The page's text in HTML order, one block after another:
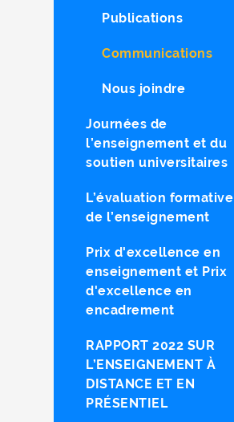
Publications
Communications
Nous joindre
Journées de
l’enseignement et du
soutien universitaires
L’évaluation formative
de l’enseignement
Prix d'excellence en
enseignement et Prix
d'excellence en
encadrement
RAPPORT 2022 SUR
L’ENSEIGNEMENT À
DISTANCE ET EN
PRÉSENTIEL